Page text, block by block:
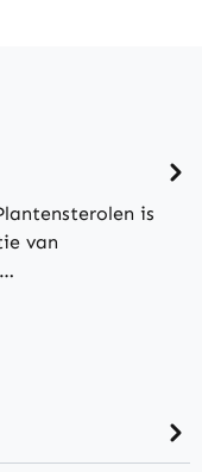
is
van